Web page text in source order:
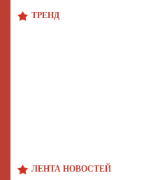
ЛЕНТА НОВОСТЕЙ
ТРЕНД